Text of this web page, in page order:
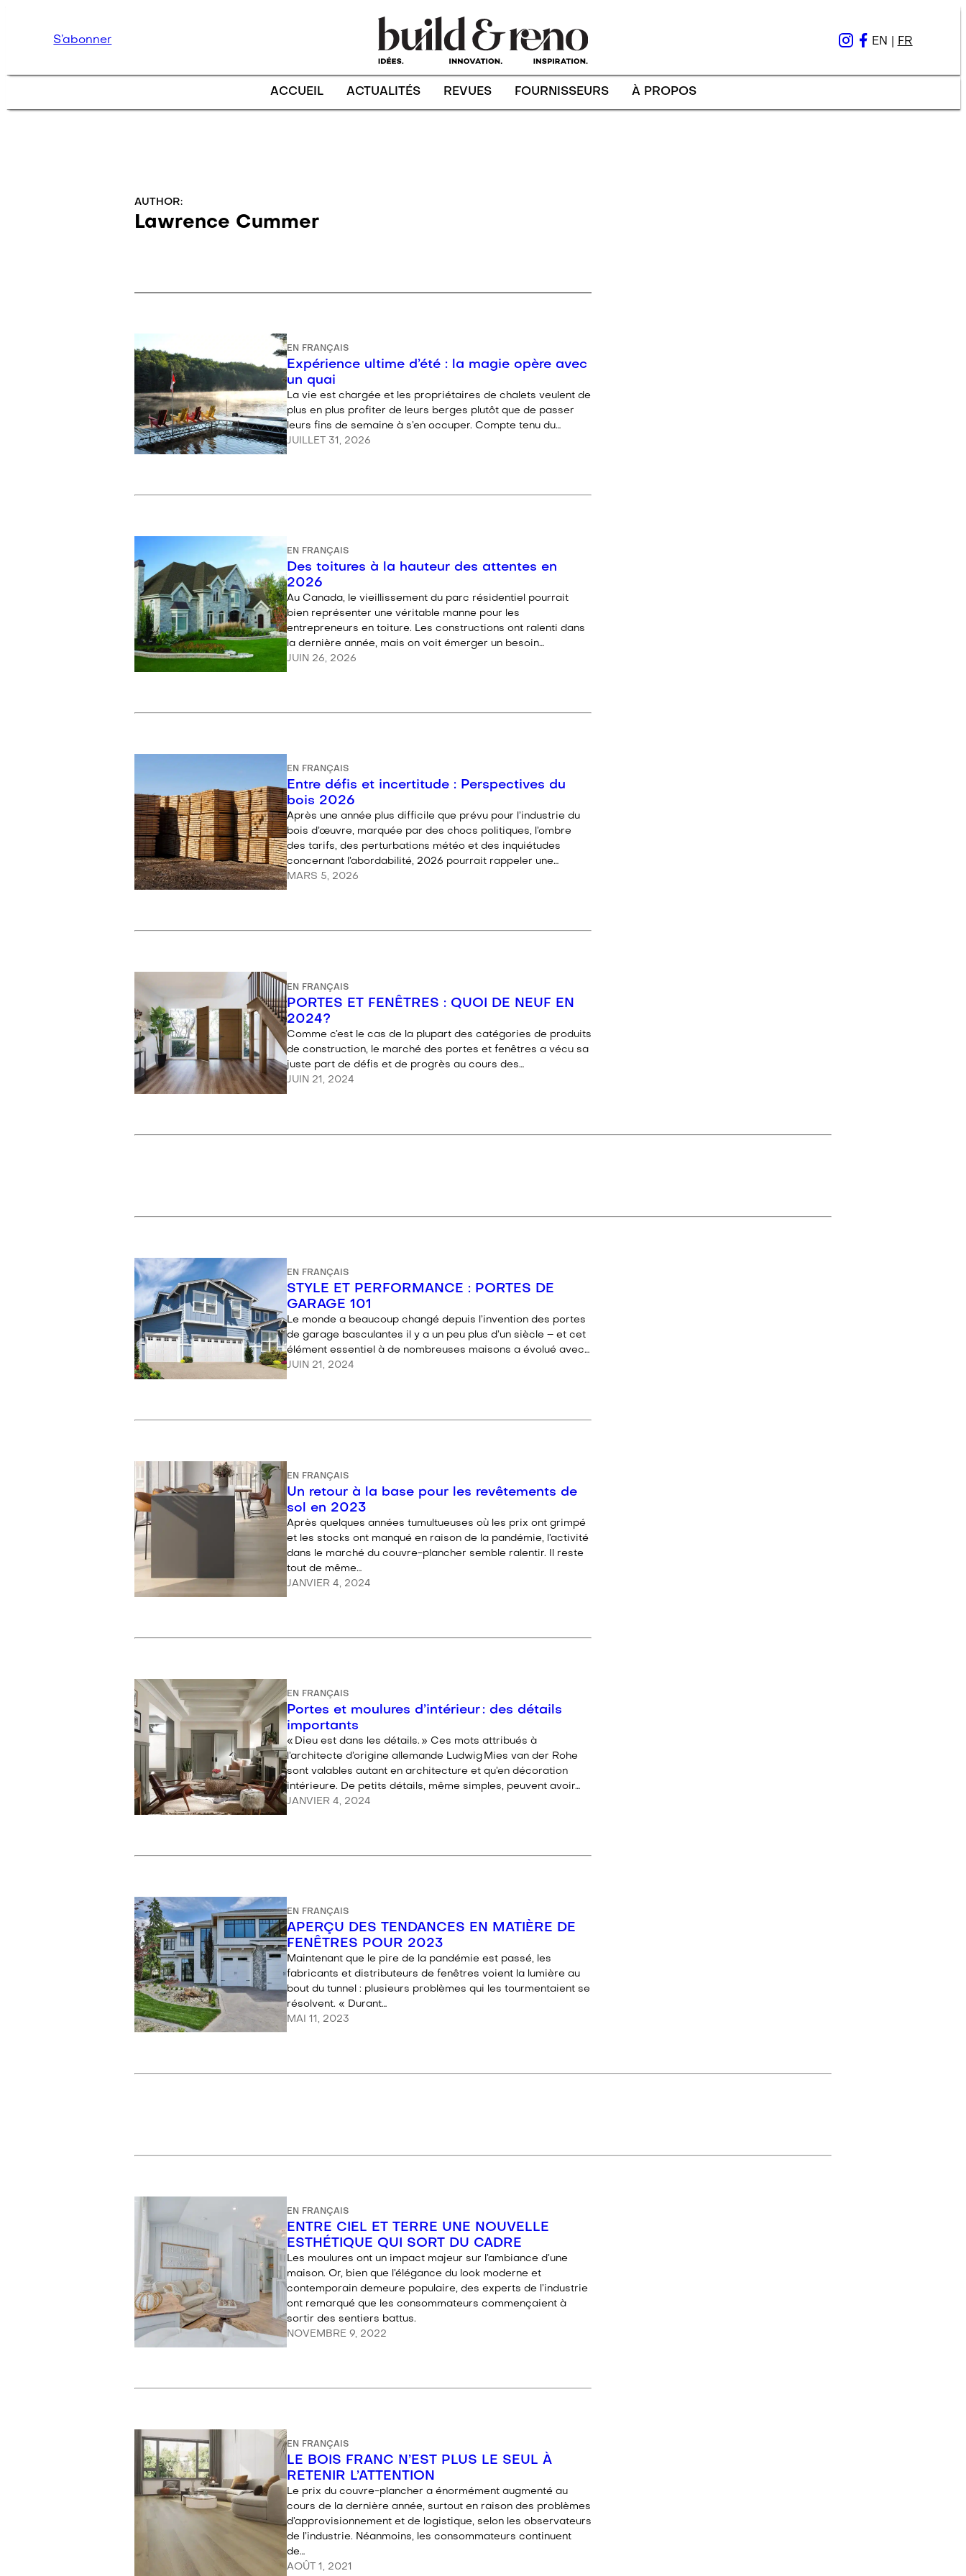
S’abonner
EN FR
ACCUEIL ACTUALITÉS REVUES FOURNISSEURS À PROPOS
AUTHOR:
Lawrence Cummer
EN FRANÇAIS
Expérience ultime d’été : la magie opère avec
un quai
La vie est chargée et les propriétaires de chalets veulent de
plus en plus profiter de leurs berges plutôt que de passer
leurs fins de semaine à s’en occuper. Compte tenu du…
JUILLET 31, 2026
EN FRANÇAIS
Des toitures à la hauteur des attentes en
2026
Au Canada, le vieillissement du parc résidentiel pourrait
bien représenter une véritable manne pour les
entrepreneurs en toiture. Les constructions ont ralenti dans
la dernière année, mais on voit émerger un besoin…
JUIN 26, 2026
EN FRANÇAIS
Entre défis et incertitude : Perspectives du
bois 2026
Après une année plus difficile que prévu pour l’industrie du
bois d’œuvre, marquée par des chocs politiques, l’ombre
des tarifs, des perturbations météo et des inquiétudes
concernant l’abordabilité, 2026 pourrait rappeler une…
MARS 5, 2026
EN FRANÇAIS
PORTES ET FENÊTRES : QUOI DE NEUF EN
2024?
Comme c’est le cas de la plupart des catégories de produits
de construction, le marché des portes et fenêtres a vécu sa
juste part de défis et de progrès au cours des…
JUIN 21, 2024
EN FRANÇAIS
STYLE ET PERFORMANCE : PORTES DE
GARAGE 101
Le monde a beaucoup changé depuis l’invention des portes
de garage basculantes il y a un peu plus d’un siècle – et cet
élément essentiel à de nombreuses maisons a évolué avec…
JUIN 21, 2024
EN FRANÇAIS
Un retour à la base pour les revêtements de
sol en 2023
Après quelques années tumultueuses où les prix ont grimpé
et les stocks ont manqué en raison de la pandémie, l’activité
dans le marché du couvre-plancher semble ralentir. Il reste
tout de même…
JANVIER 4, 2024
EN FRANÇAIS
Portes et moulures d’intérieur : des détails
importants
« Dieu est dans les détails. » Ces mots attribués à
l’architecte d’origine allemande Ludwig Mies van der Rohe
sont valables autant en architecture et qu’en décoration
intérieure. De petits détails, même simples, peuvent avoir…
JANVIER 4, 2024
EN FRANÇAIS
APERÇU DES TENDANCES EN MATIÈRE DE
FENÊTRES POUR 2023
Maintenant que le pire de la pandémie est passé, les
fabricants et distributeurs de fenêtres voient la lumière au
bout du tunnel : plusieurs problèmes qui les tourmentaient se
résolvent. « Durant…
MAI 11, 2023
EN FRANÇAIS
ENTRE CIEL ET TERRE UNE NOUVELLE
ESTHÉTIQUE QUI SORT DU CADRE
Les moulures ont un impact majeur sur l’ambiance d’une
maison. Or, bien que l’élégance du look moderne et
contemporain demeure populaire, des experts de l’industrie
ont remarqué que les consommateurs commençaient à
sortir des sentiers battus.
NOVEMBRE 9, 2022
EN FRANÇAIS
LE BOIS FRANC N’EST PLUS LE SEUL À
RETENIR L’ATTENTION
Le prix du couvre-plancher a énormément augmenté au
cours de la dernière année, surtout en raison des problèmes
d’approvisionnement et de logistique, selon les observateurs
de l’industrie. Néanmoins, les consommateurs continuent
de…
AOÛT 1, 2021